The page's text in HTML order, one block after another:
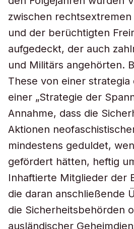
zwischen rechtsextremen
und der berüchtigten
aufgedeckt, der auch
und Militärs angehörten.
These von einer strategia
einer „Strategie der
Annahme, dass die
Aktionen
mindestens geduldet,
gefördert hätten, heftig
Inhaftierte Mitglieder der
die daran anschließende
die Sicherheitsbehörden
ausländischer